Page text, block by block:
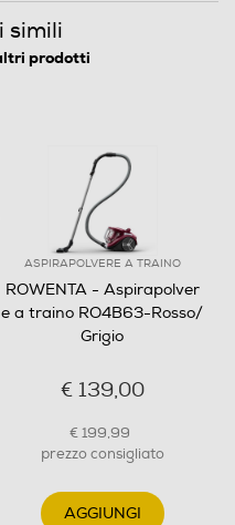
simili
prodotti
ASPIRAPOLVERE A TRAINO
ROWENTA - Aspirapolver
e a traino RO4B63-Rosso/
Grigio
€ 139,00
€ 199,99
prezzo consigliato
AGGIUNGI